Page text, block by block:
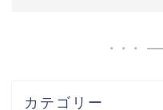
カテゴリー